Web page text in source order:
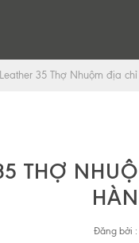
35 Thợ Nhuộm địa
THỢ
Đăng bởi :